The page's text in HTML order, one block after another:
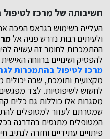
חשיבותה של מרכז
העלייה בשימוש בגראס הפכה
ולעיתים רבות נדרש פניה אל
ההתמכרות לחומר זה עשויה
להפסיק ושינויים ברווחה
מרכז לטיפול בהתמכרות
מקצועית ותומכת, שבה
לחשוש לשיפוטיות. לצד
מסגרות אלו כוללות גם כלים
שמטרתם לעזור למטופלים
המטופלים מתנסים בהדרגה
פיתויים עתידיים וחזרה לנתיב